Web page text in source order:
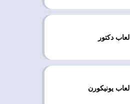
العاب دكتور
العاب يونيكورن